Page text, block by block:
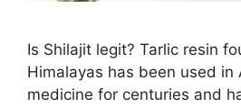
Is Shilajit legit? Tarlic resin
Himalayas has been used in
medicine for centuries and